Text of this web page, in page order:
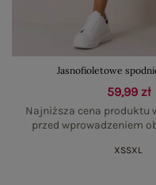
Jasnofioletowe
59,99 zł
Najniższa cena produktu
przed wprowadzeniem
XSSXL